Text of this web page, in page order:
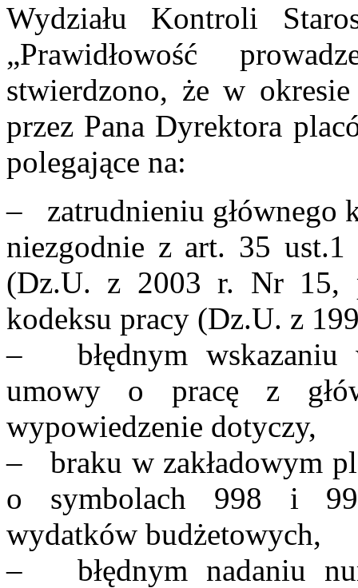
Wydziału Kontroli
„Prawidłowość
stwierdzono, że w
przez Pana Dyrektora
polegające na:
– zatrudnieniu głównego
niezgodnie z art. 35
(Dz.U. z 2003 r. Nr 15,
kodeksu pracy (Dz.U. z
– błędnym wskazaniu
umowy o pracę z
wypowiedzenie dotyczy,
– braku w zakładowym
o symbolach 998 i 999
wydatków budżetowych,
– błędnym nadaniu